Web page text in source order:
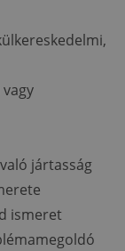
jártasság
ismeret